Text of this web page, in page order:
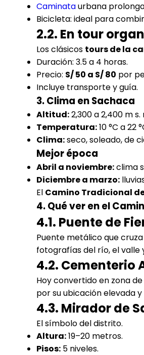
Caminataurbana
Bicicleta: ideal para
2.2. En tour
Los clásicos tours de la
Duración: 3.5 a 4 horas.
Precio: S/ 50 a S/ 80 por
Incluye transporte y guía.
3. Clima en Sachaca
Altitud:2,300 a 2,400 m s.
Temperatura:10 °C a 22
Clima:seco, soleado, de
Mejor época
Abril a noviembre:clima
Diciembre a marzo:
El Camino Tradicional
4. Qué ver en el
4.1. Puente de
Puente metálico que
fotografías del río, el valle
4.2. Cementerio
Hoy convertido en zona
por su ubicación elevada
4.3. Mirador de
El símbolo del distrito.
Altura:19–20 metros.
Pisos: 5 niveles.